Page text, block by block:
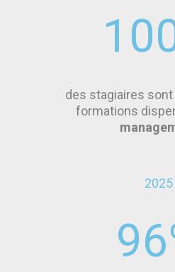
des stagiaires
formations
2025
96